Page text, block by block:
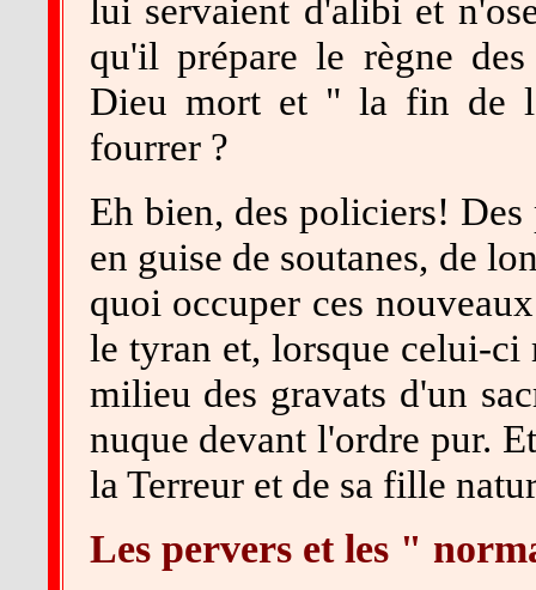
lui servaient d'alibi et
qu'il prépare le règne
Dieu mort et " la fin de
fourrer ?
Eh bien, des policiers! Des
en guise de soutanes, de
quoi occuper ces
le tyran et, lorsque celui-ci
milieu des gravats d'un
nuque devant l'ordre pur.
la Terreur et de sa fille
Les pervers et les "